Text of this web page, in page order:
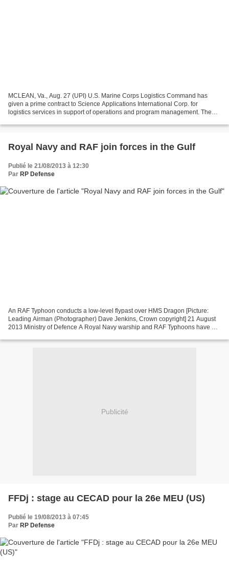
MCLEAN, Va., Aug. 27 (UPI) U.S. Marine Corps Logistics Command has
given a prime contract to Science Applications International Corp. for
logistics services in support of operations and program management. The
Royal Navy and RAF join forces in the Gulf
Publié le 21/08/2013 à 12:30
Par RP Defense
An RAF Typhoon conducts a low-level flypast over HMS Dragon [Picture:
Leading Airman (Photographer) Dave Jenkins, Crown copyright] 21 August
2013 Ministry of Defence A Royal Navy warship and RAF Typhoons have put
Publicité
FFDj : stage au CECAD pour la 26e MEU (US)
Publié le 19/08/2013 à 07:45
Par RP Defense